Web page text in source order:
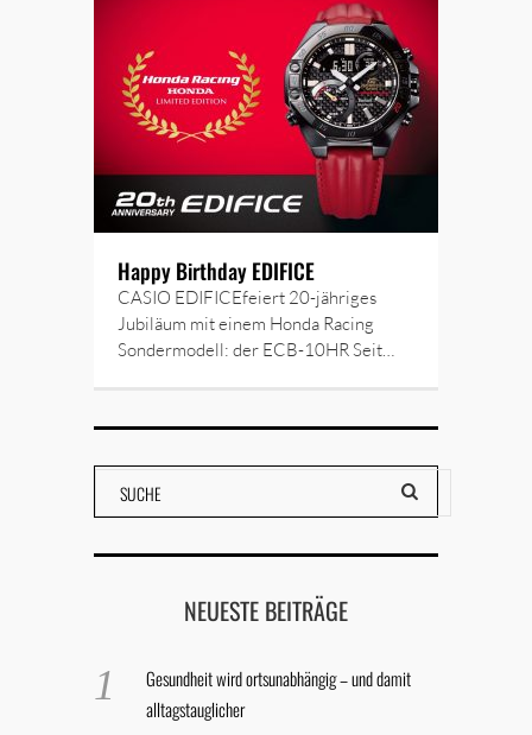
Happy Birthday EDIFICE
CASIO EDIFICEfeiert 20-jähriges
Jubiläum mit einem Honda Racing
Sondermodell: der ECB-10HR Seit…
NEUESTE BEITRÄGE
Gesundheit wird ortsunabhängig – und damit
alltagstauglicher